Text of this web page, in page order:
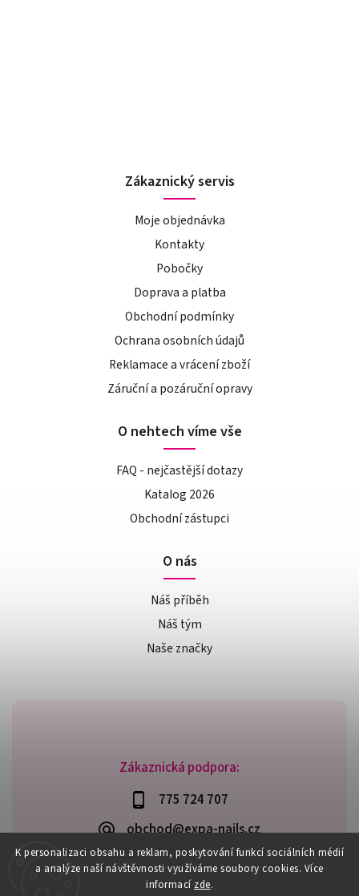
K personalizaci obsahu a reklam, poskytování funkcí sociálních médií
a analýze naší návštěvnosti využíváme soubory cookies. Více
informací zde.
Zákaznická podpora:
775 724 707
obchod@expa-nails.cz
Zákaznický servis
Moje objednávka
Kontakty
Pobočky
Doprava a platba
Obchodní podmínky
Ochrana osobních údajů
Reklamace a vrácení zboží
Záruční a pozáruční opravy
O nehtech víme vše
FAQ - nejčastější dotazy
Katalog 2026
Obchodní zástupci
O nás
Náš příběh
Náš tým
Naše značky